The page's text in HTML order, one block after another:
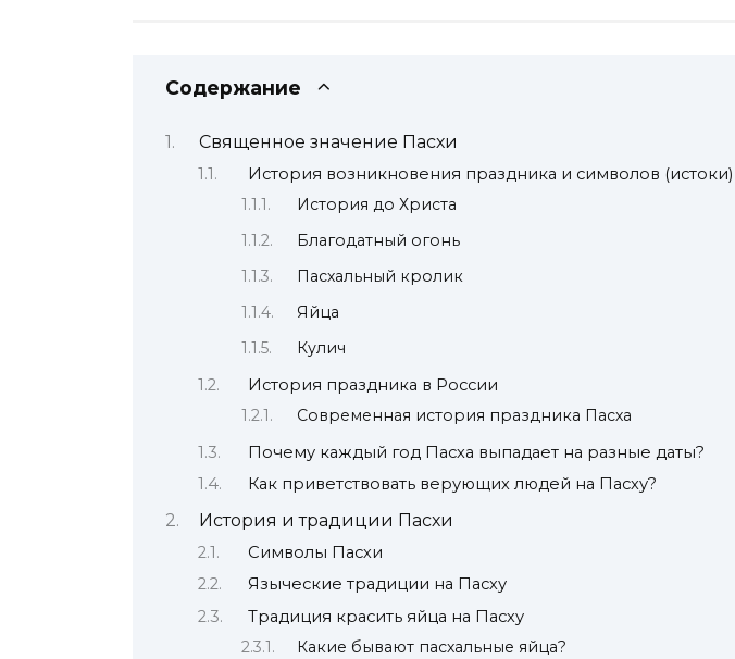
Содержание
Священное значение Пасхи
История возникновения праздника и символов (истоки)
История до Христа
Благодатный огонь
Пасхальный кролик
Яйца
Кулич
История праздника в России
Современная история праздника Пасха
Почему каждый год Пасха выпадает на разные даты?
Как приветствовать верующих людей на Пасху?
История и традиции Пасхи
Символы Пасхи
Языческие традиции на Пасху
Традиция красить яйца на Пасху
Какие бывают пасхальные яйца?